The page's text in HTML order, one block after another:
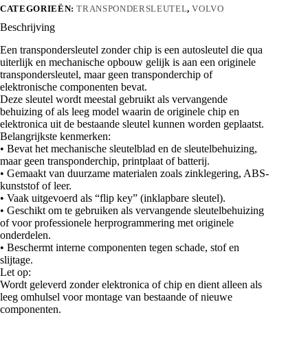
CATEGORIEËN:TRANSPONDERSLEUTEL,VOLVO
Beschrijving
Een transpondersleutel zonder chip is een autosleutel die qua
uiterlijk en mechanische opbouw gelijk is aan een originele
transpondersleutel, maar geen transponderchip of
elektronische componenten bevat.
Deze sleutel wordt meestal gebruikt als vervangende
behuizing of als leeg model waarin de originele chip en
elektronica uit de bestaande sleutel kunnen worden geplaatst.
Belangrijkste kenmerken:
• Bevat het mechanische sleutelblad en de sleutelbehuizing,
maar geen transponderchip, printplaat of batterij.
• Gemaakt van duurzame materialen zoals zinklegering, ABS-
kunststof of leer.
• Vaak uitgevoerd als “flip key” (inklapbare sleutel).
• Geschikt om te gebruiken als vervangende sleutelbehuizing
of voor professionele herprogrammering met originele
onderdelen.
• Beschermt interne componenten tegen schade, stof en
slijtage.
Let op:
Wordt geleverd zonder elektronica of chip en dient alleen als
leeg omhulsel voor montage van bestaande of nieuwe
componenten.